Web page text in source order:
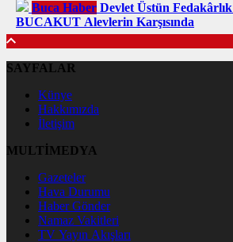
Buca Haber Devlet Üstün
BUCAKUT Alevlerin Karşısında
SAYFALAR
Künye
Hakkımızda
İletişim
MULTİMEDYA
Gazeteler
Hava Durumu
Haber Gönder
Namaz Vakitleri
TV Yayın Akışları